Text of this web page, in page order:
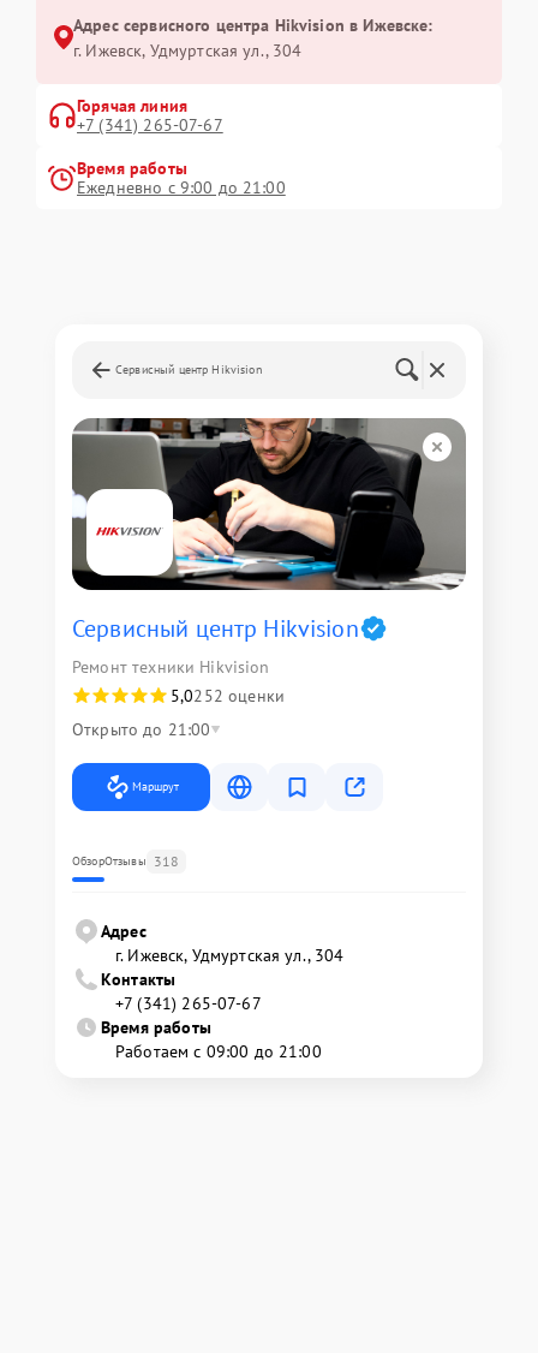
Адрес сервисного центра Hikvision в Ижевске:
г. Ижевск, Удмуртская ул., 304
Горячая линия
+7 (341) 265-07-67
Время работы
Ежедневно с 9:00 до 21:00
Сервисный центр Hikvision
Сервисный центр Hikvision
Ремонт техники Hikvision
5,0252 оценки
Открыто до 21:00
Маршрут
ОбзорОтзывы 318
Адрес
г. Ижевск, Удмуртская ул., 304
Контакты
+7 (341) 265-07-67
Время работы
Работаем с 09:00 до 21:00